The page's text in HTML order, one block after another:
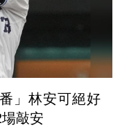
」林安可絕好
敲安